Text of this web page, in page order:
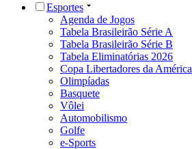
Esportes
Agenda de Jogos
Tabela Brasileirão Série A
Tabela Brasileirão Série B
Tabela Eliminatórias 2026
Copa Libertadores da América
Olimpíadas
Basquete
Vôlei
Automobilismo
Golfe
e-Sports